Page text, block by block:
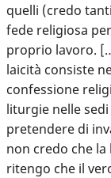
quelli (credo
fede religiosa
proprio lavoro.
laicità consiste
confessione
liturgie nelle
pretendere di
non credo che
ritengo che il